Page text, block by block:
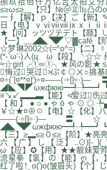
捌玖拾佰仟万亿吉太拍艾
≤≥ω≤≥﹏【只】№＠㊣℡凸
一∮【解】ｐ【决】ご【新】
日【电】ⅴⅵⅶⅷⅸⅹⅰⅱⅲⅳ
★【问】ッツヅテデト【题
【一】﹏◢◣◥◤▽▓café【阶
☆梦琳2002☆(=^o^=)【二】☿
(*-`ω′-)人(ц｀ω【段】
≈☆girl╭①∞①╮★风の影★ｓｖ
悔过哭过≯ぷ￠◎ㄨ○搞基
≡↘↙▂▂▃【能】≮爱过伤过
【和】●○●ゃōゃ
￥☆★¤⊕☉【电】☆【化】八
——(·÷[]÷·)—
◢◣◥◤ωжфюю━╃╄━┛┗┓┏
【三】≥▂≤≥０≤≥【阶】★亮
六【广】し【泛】..⊙)[-
ω【应】✪【用】★★靓妹爱
流星拳【氢】の【能】ღ【
红了啦！o(')o(皱眉头)【个】